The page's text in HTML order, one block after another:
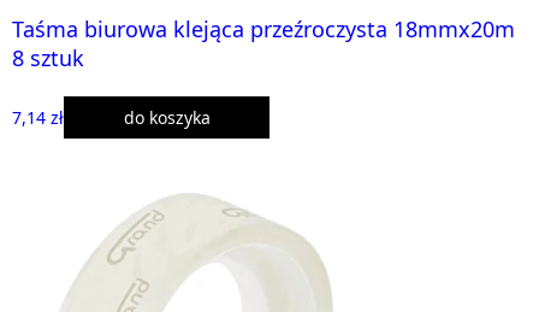
Taśma biurowa klejąca przeźroczysta 18mmx20m
8 sztuk
7,14 zł do koszyka